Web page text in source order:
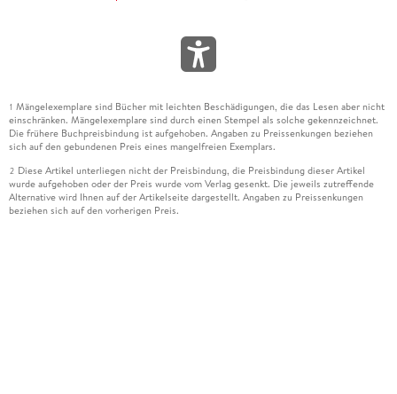
1 Mängelexemplare sind Bücher mit leichten Beschädigungen, die das Lesen aber nicht
einschränken. Mängelexemplare sind durch einen Stempel als solche gekennzeichnet.
Die frühere Buchpreisbindung ist aufgehoben. Angaben zu Preissenkungen beziehen
sich auf den gebundenen Preis eines mangelfreien Exemplars.
2 Diese Artikel unterliegen nicht der Preisbindung, die Preisbindung dieser Artikel
wurde aufgehoben oder der Preis wurde vom Verlag gesenkt. Die jeweils zutreffende
Alternative wird Ihnen auf der Artikelseite dargestellt. Angaben zu Preissenkungen
beziehen sich auf den vorherigen Preis.